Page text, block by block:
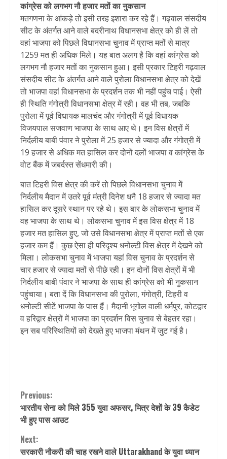
कांग्रेस को लगभग नौ हजार मतों का नुकसान
मतगणना के आंकड़े तो इसी तरह इशारा कर रहे हैं। गढ़वाल संसदीय
सीट के अंतर्गत आने वाले बदरीनाथ विधानसभा क्षेत्र को ही लें तो
वहां भाजपा को पिछले विधानसभा चुनाव में प्राप्त मतों से मात्र
1259 मत ही अधिक मिले। यह बात अलग है कि वहां कांग्रेस को
लगभग नौ हजार मतों का नुकसान हुआ। इसी प्रकार टिहरी गढ़वाल
संसदीय सीट के अंतर्गत आने वाले पुरोला विधानसभा क्षेत्र को देखें
तो भाजपा वहां विधानसभा के प्रदर्शन तक भी नहीं पहुंच पाई। ऐसी
ही स्थिति गंगोत्री विधानसभा क्षेत्र में रही। वह भी तब, जबकि
पुरोला में पूर्व विधायक मालचंद और गंगोत्री में पूर्व विधायक
विजयपाल सजवाण भाजपा के साथ आए थे। इन विस क्षेत्रों में
निर्दलीय बाबी पंवार ने पुरोला में 25 हजार से ज्यादा और गंगोत्री में
19 हजार से अधिक मत हासिल कर दोनों दलों भाजपा व कांग्रेस के
वोट बैंक में जबर्दस्त सेंधमारी की।
बात टिहरी विस क्षेत्र की करें तो पिछले विधानसभा चुनाव में
निर्दलीय मैदान में उतरे पूर्व मंत्री दिनेश धनै 18 हजार से ज्यादा मत
हासिल कर दूसरे स्थान पर रहे थे। इस बार के लोकसभा चुनाव में
वह भाजपा के साथ थे। लोकसभा चुनाव में इस विस क्षेत्र में 18
हजार मत हासिल हुए, जो उसे विधानसभा क्षेत्र में प्राप्त मतों से एक
हजार कम हैं। कुछ ऐसा ही परिदृश्य धनोल्टी विस क्षेत्र में देखने को
मिला। लोकसभा चुनाव में भाजपा यहां विस चुनाव के प्रदर्शन से
चार हजार से ज्यादा मतों से पीछे रही। इन दोनों विस क्षेत्रों में भी
निर्दलीय बाबी पंवार ने भाजपा के साथ ही कांग्रेस को भी नुकसान
पहुंचाया। बता दें कि विधानसभा की पुरोला, गंगोत्री, टिहरी व
धनोल्टी सीटें भाजपा के पास हैं। मैदानी भूगोल वाली धर्मपुर, कोटद्वार
व हरिद्वार क्षेत्रों में भाजपा का प्रदर्शन विस चुनाव से बेहतर रहा।
इन सब परिस्थितियों को देखते हुए भाजपा मंथन में जुट गई है।
Continue
Reading
Previous:
भारतीय सेना को मिले 355 युवा अफसर, मित्र देशों के 39 कैडेट
भी हुए पास आउट
Next:
सरकारी नौकरी की चाह रखने वाले Uttarakhand के युवा ध्‍यान